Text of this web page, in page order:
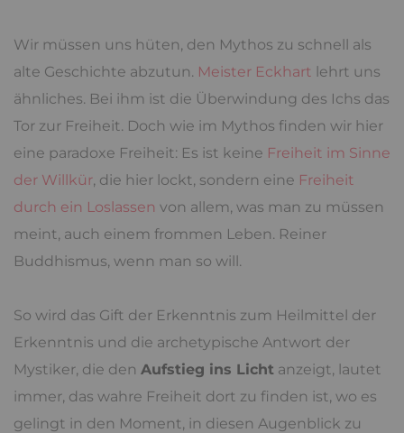
Wir müssen uns hüten, den Mythos zu schnell als
alte Geschichte abzutun. Meister Eckhart lehrt uns
ähnliches. Bei ihm ist die Überwindung des Ichs das
Tor zur Freiheit. Doch wie im Mythos finden wir hier
eine paradoxe Freiheit: Es ist keine Freiheit im Sinne
der Willkür, die hier lockt, sondern eine Freiheit
durch ein Loslassen von allem, was man zu müssen
meint, auch einem frommen Leben. Reiner
Buddhismus, wenn man so will.
So wird das Gift der Erkenntnis zum Heilmittel der
Erkenntnis und die archetypische Antwort der
Mystiker, die den Aufstieg ins Licht anzeigt, lautet
immer, das wahre Freiheit dort zu finden ist, wo es
gelingt in den Moment, in diesen Augenblick zu